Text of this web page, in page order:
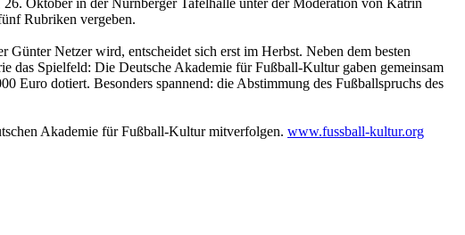
Oktober in der Nürnberger Tafelhalle unter der Moderation von Katrin
Rubriken vergeben.
Netzer wird, entscheidet sich erst im Herbst. Neben dem besten
das Spielfeld: Die Deutsche Akademie für Fußball-Kultur gaben gemeinsam
Euro dotiert. Besonders spannend: die Abstimmung des Fußballspruchs des
Akademie für Fußball-Kultur mitverfolgen. www.fussball-kultur.org